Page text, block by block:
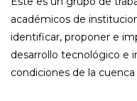
académicos de
identificar, proponer e
desarrollo tecnológico e
condiciones de la